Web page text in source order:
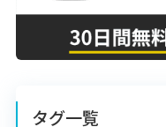
タグ一覧